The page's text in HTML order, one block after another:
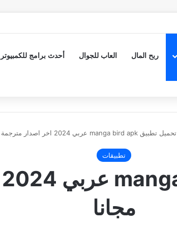
ربح المال العاب للجوال أحدث برامج للكمبيوتر
تحميل تطبيق manga bird apk عربي 2024 اخر اصدار مترجمة مجانا
تطبيقات
مجانا